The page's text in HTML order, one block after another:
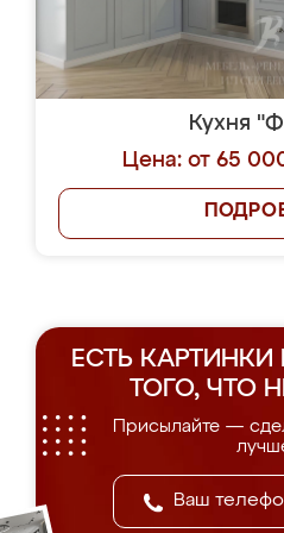
Кухня
Цена: от 65
ЕСТЬ
ТОГО, ЧТО
Присылайте —